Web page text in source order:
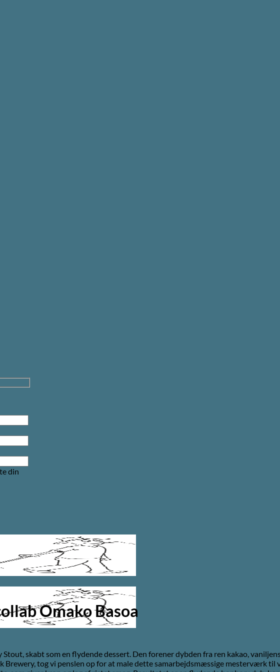
din
Omako Basoa
skabt som en flydende dessert. Den forener dybden fra ren kakao,
Brewery, tog vi penslen op for at male dette samarbejdsmæssige mesterværk